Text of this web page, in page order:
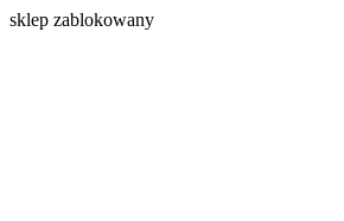
sklep zablokowany